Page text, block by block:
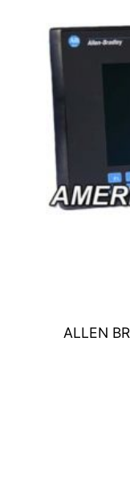
ALLEN